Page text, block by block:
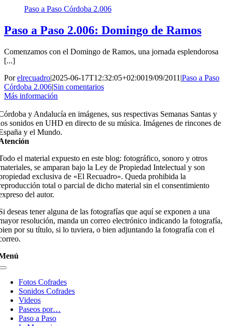
Paso a Paso Córdoba 2.006
Paso a Paso 2.006: Domingo de Ramos
Comenzamos con el Domingo de Ramos, una jornada esplendorosa
[...]
Porelrecuadro|2025-06-17T12:32:05+02:0019/09/2011 |Paso a Paso
Córdoba 2.006|Sin comentarios
Más información
y Andalucía en imágenes, sus respectivas Semanas Santas y
sonidos en UHD en directo de su música. Imágenes de rincones de
y el Mundo.
el material expuesto en este blog: fotográfico, sonoro y otros
se amparan bajo la Ley de Propiedad Intelectual y son
exclusiva de «El Recuadro». Queda prohibida la
total o parcial de dicho material sin el consentimiento
del autor.
deseas tener alguna de las fotografías que aquí se exponen a una
resolución, manda un correo electrónico indicando la fotografía,
por su título, si lo tuviera, o bien adjuntando la fotografía con el
Toggle
NavigationFotos Cofrades
Sonidos Cofrades
Videos
Paseos por…
Paso a Paso